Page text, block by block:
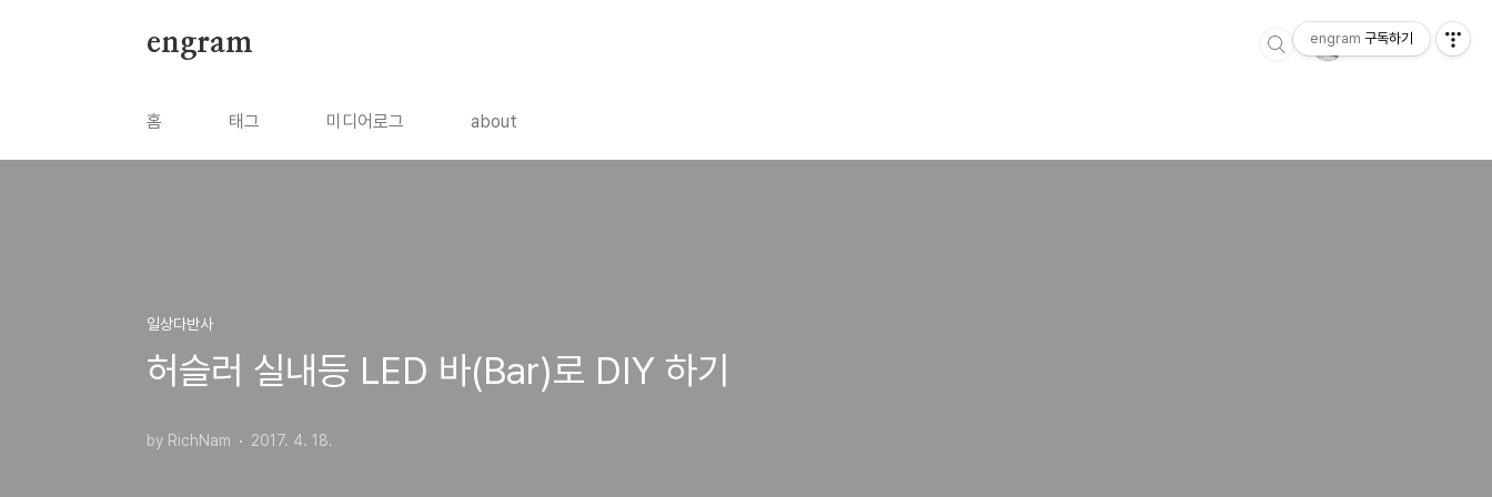
engram
홈 태그 미디어로그 about
일상다반사
허슬러 실내등 LED 바(Bar)로 DIY 하기
by RichNam 2017. 4. 18.
engram 구독하기